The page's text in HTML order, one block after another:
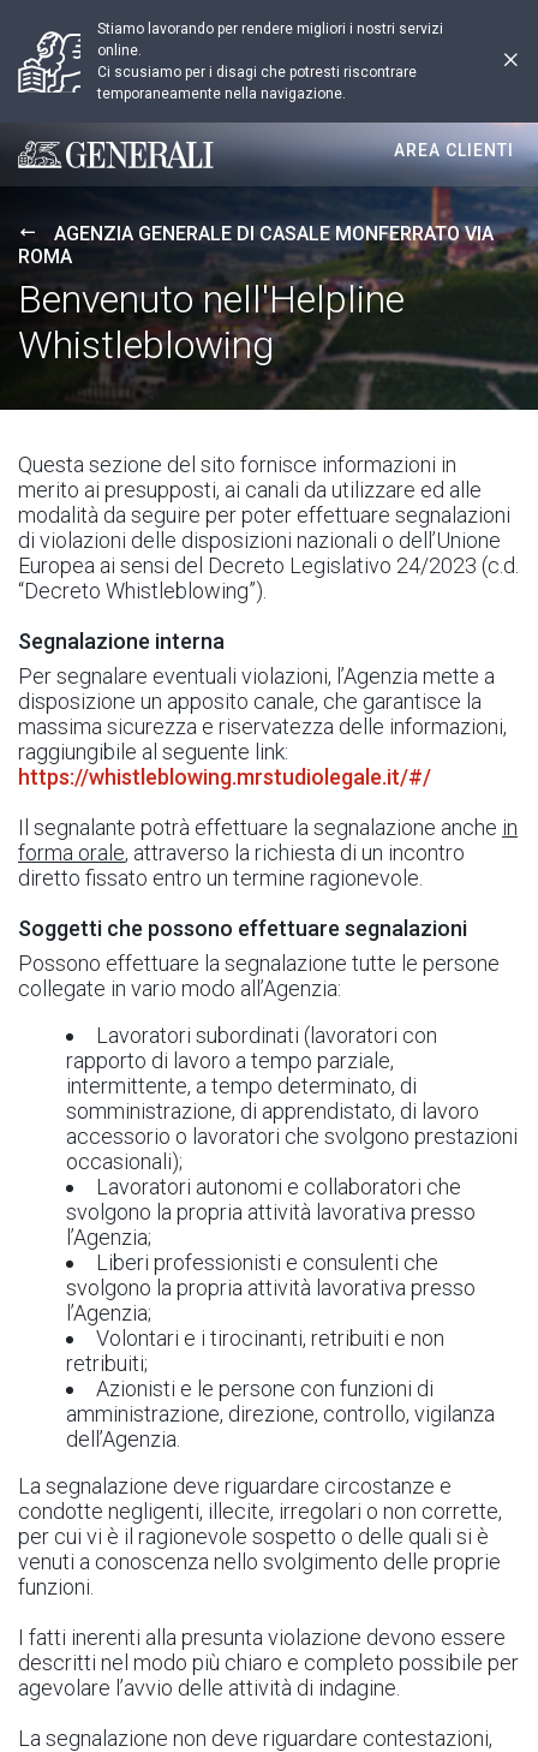
Stiamo lavorando per rendere migliori i nostri servizi
online.
Ci scusiamo per i disagi che potresti riscontrare
temporaneamente nella navigazione.
Generali logo
AREA CLIENTI
AGENZIA GENERALE DI CASALE MONFERRATO VIA
ROMA
Benvenuto nell'Helpline
Whistleblowing
Questa sezione del sito fornisce informazioni in
merito ai presupposti, ai canali da utilizzare ed alle
modalità da seguire per poter effettuare segnalazioni
di violazioni delle disposizioni nazionali o dell’Unione
Europea ai sensi del Decreto Legislativo 24/2023 (c.d.
“Decreto Whistleblowing”).
Segnalazione interna
Per segnalare eventuali violazioni, l’Agenzia mette a
disposizione un apposito canale, che garantisce la
massima sicurezza e riservatezza delle informazioni,
raggiungibile al seguente link:
https://whistleblowing.mrstudiolegale.it/#/
Il segnalante potrà effettuare la segnalazione anche in
forma orale, attraverso la richiesta di un incontro
diretto fissato entro un termine ragionevole.
Soggetti che possono effettuare segnalazioni
Possono effettuare la segnalazione tutte le persone
collegate in vario modo all’Agenzia:
Lavoratori subordinati (lavoratori con
rapporto di lavoro a tempo parziale,
intermittente, a tempo determinato, di
somministrazione, di apprendistato, di lavoro
accessorio o lavoratori che svolgono prestazioni
occasionali);
Lavoratori autonomi e collaboratori che
svolgono la propria attività lavorativa presso
l’Agenzia;
Liberi professionisti e consulenti che
svolgono la propria attività lavorativa presso
l’Agenzia;
Volontari e i tirocinanti, retribuiti e non
retribuiti;
Azionisti e le persone con funzioni di
amministrazione, direzione, controllo, vigilanza
dell’Agenzia.
La segnalazione deve riguardare circostanze e
condotte negligenti, illecite, irregolari o non corrette,
per cui vi è il ragionevole sospetto o delle quali si è
venuti a conoscenza nello svolgimento delle proprie
funzioni.
I fatti inerenti alla presunta violazione devono essere
descritti nel modo più chiaro e completo possibile per
agevolare l’avvio delle attività di indagine.
La segnalazione non deve riguardare contestazioni,